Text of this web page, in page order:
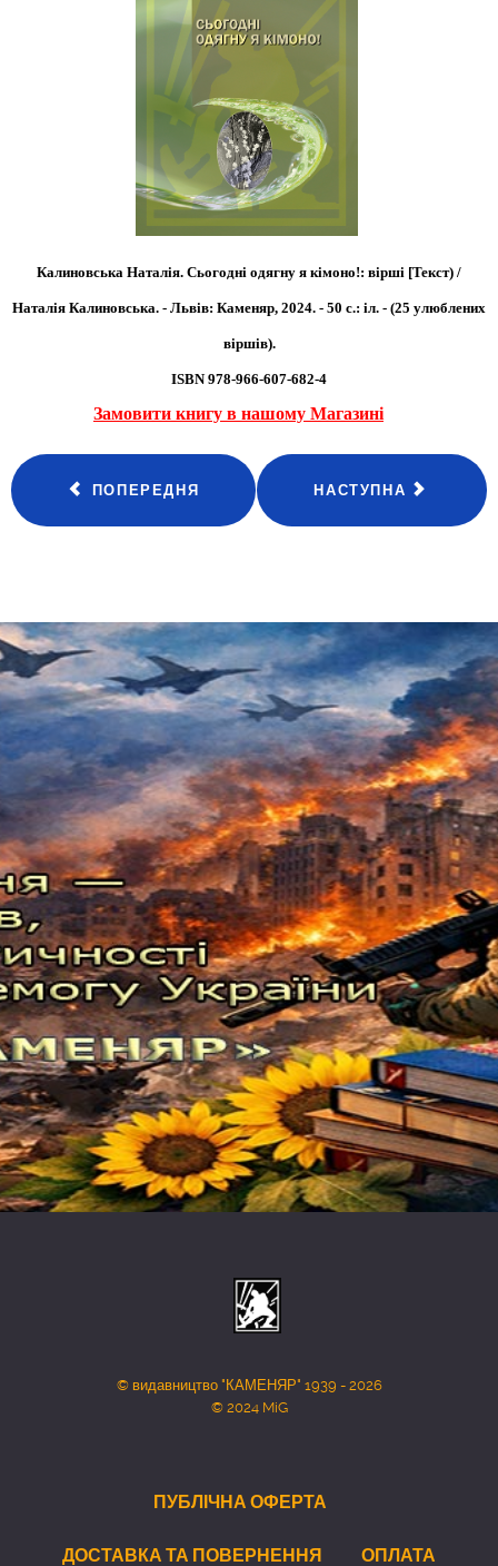
Калиновська Наталія. Сьогодні одягну я кімоно!: вірші [Текст) /
Наталія Калиновська. - Львів: Каменяр, 2024. - 50 с.: іл. - (25 улюблених
віршів).
ISBN 978-966-607-682-4
Замовити книгу в нашому Магазині
ПОПЕРЕДНЯ НАСТУПНА
© видавництво "КАМЕНЯР" 1939 - 2026
© 2024 MiG
ПУБЛІЧНА ОФЕРТА
ДОСТАВКА ТА ПОВЕРНЕННЯ ОПЛАТА